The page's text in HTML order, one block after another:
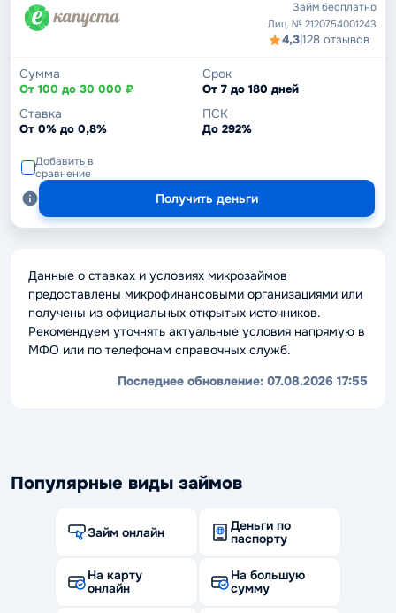
Займ бесплатно
Лиц. № 2120754001243
4,3|128 отзывов
Сумма
От 100 до 30 000 ₽
Срок
От 7 до 180 дней
Ставка
От 0% до 0,8%
ПСК
До 292%
Добавить в
сравнение
Получить деньги
Данные о ставках и условиях микрозаймов
предоставлены микрофинансовыми организациями или
получены из официальных открытых источников.
Рекомендуем уточнять актуальные условия напрямую в
МФО или по телефонам справочных служб.
Последнее обновление: 07.08.2026 17:55
Популярные виды займов
Займ онлайн
Деньги по
паспорту
На карту
онлайн
На большую
сумму